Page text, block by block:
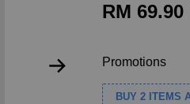
RM 69.90
Promotions
BUY 2 ITEMS